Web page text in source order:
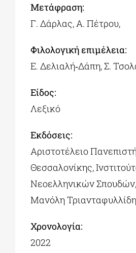
Mετάφραση:
Γ. Δάρλας, Α. Πέτρου,
Φιλολογική επιμέλεια:
Ε. Δελιαλή‑Δάπη, Σ.
Είδος:
Λεξικό
Εκδόσεις:
Αριστοτέλειο
Θεσσαλονίκης,
Νεοελληνικών
Μανόλη Τριανταφυλλίδη
Χρονολογία:
2022